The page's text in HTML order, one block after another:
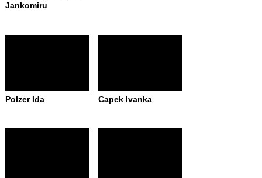
Jankomiru
Polzer Ida Capek Ivanka